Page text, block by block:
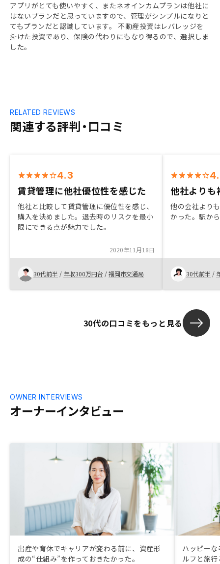
アプリがとても使いやすく、またネオインカムプランは他社に
はないプランだと思っていますので、管理がシンプルになりと
てもプランだと認識しています。 不動産投資はレバレッジを
掛けた投資であり、保険の代わりにもなり得るので、選択しま
した。
関連する評判・口コミ
RELATED REVIEWS
4.3
賃貸管理に他社優位性を感じた
他社と比較して賃貸管理に優位性を感じ、
購入を決めました。退去時のリスクを最小
限にできる点が魅力でした。
2020年11月18日
30代前半 / 年収300万円台 /福岡市交通局
他社よりも
他の会社より
かった。駅か
30代前半 /
30代の口コミをもっと見る
オーナーインタビュー
OWNER INTERVIEWS
出産や育休でキャリアが変わる前に、資産形
成の“仕組み”を作っておきたかった。
ハッピー
ルフと旅